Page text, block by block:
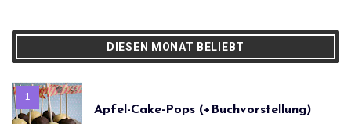
DIESEN MONAT BELIEBT
Apfel-Cake-Pops (+Buchvorstellung)